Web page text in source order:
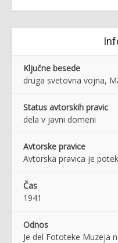
Ključne besede
druga svetovna vojna,
Status avtorskih pravic
dela v javni domeni
Avtorske pravice
Avtorska pravica je
Čas
1941
Odnos
Je del Fototeke Muzeja